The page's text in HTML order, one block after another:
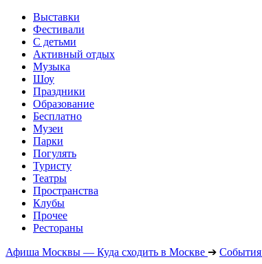
Выставки
Фестивали
С детьми
Активный отдых
Музыка
Шоу
Праздники
Образование
Бесплатно
Музеи
Парки
Погулять
Туристу
Театры
Пространства
Клубы
Прочее
Рестораны
Афиша Москвы — Куда сходить в Москве ➔ События